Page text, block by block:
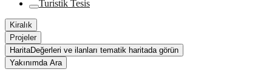
Turistik Tesis
Kiralık
Projeler
HaritaDeğerleri ve ilanları tematik haritada görün
Yakınımda Ara